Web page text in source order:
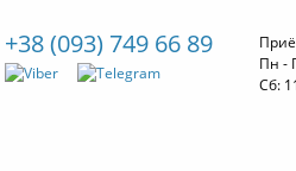
+38 (093) 749 66 89
Пн -
Cб: